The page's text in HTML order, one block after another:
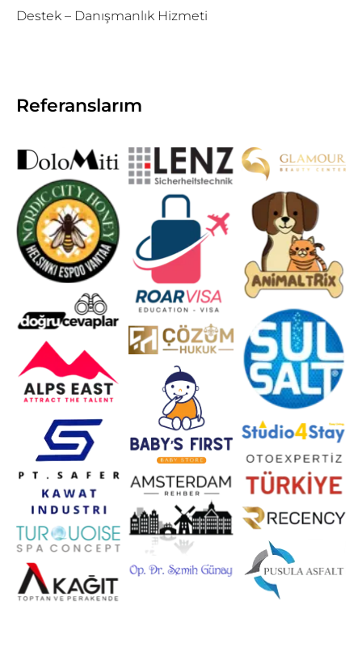
Destek – Danışmanlık Hizmeti
Referanslarım